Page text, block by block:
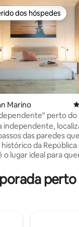
de 5, 160
melhores preferidos
dos hóspedes
Marino
perto
independente,
das paredes
da República
o lugar ideal para
para as
A casa, moderna e
Espaços amplos e
perto